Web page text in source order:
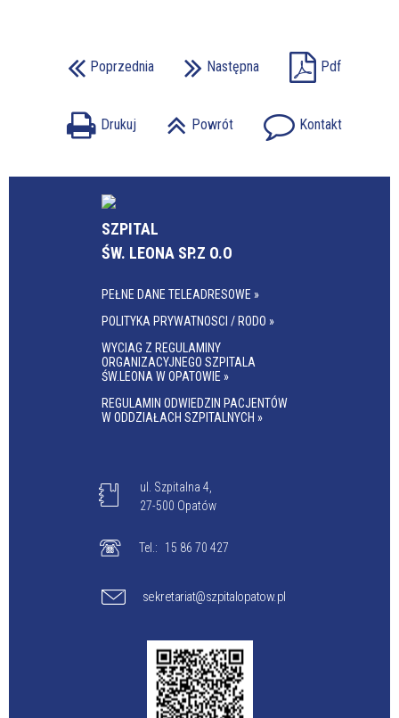
Poprzednia Następna Pdf
Drukuj Powrót Kontakt
SZPITAL
ŚW. LEONA SP.Z O.O
PEŁNE DANE TELEADRESOWE »
POLITYKA PRYWATNOSCI / RODO »
WYCIAG Z REGULAMINY
ORGANIZACYJNEGO SZPITALA
ŚW.LEONA W OPATOWIE »
REGULAMIN ODWIEDZIN PACJENTÓW
W ODDZIAŁACH SZPITALNYCH »
ul. Szpitalna 4,
27-500 Opatów
Tel.: 15 86 70 427
sekretariat@szpitalopatow.pl